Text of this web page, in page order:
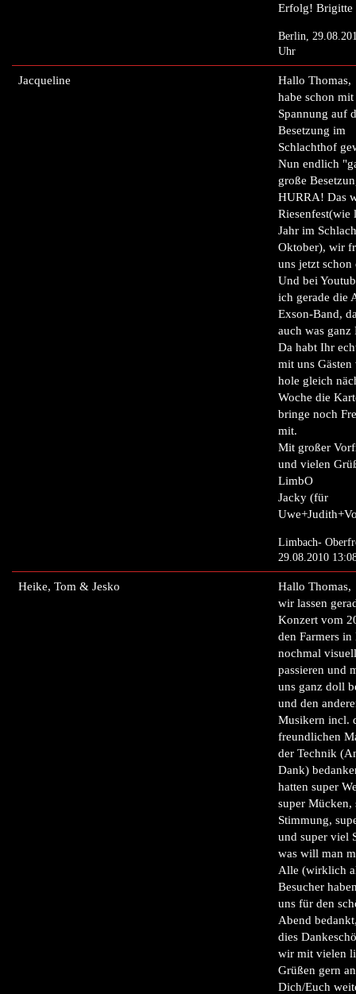
Erfolg! Brigitte
Berlin,
Uhr
Jacqueline
Hallo Thomas,
habe schon mit
Spannung auf
Besetzung im
Schlachthof
Nun endlich
große
HURRA! Das
Riesenfest(wie
Jahr im
Oktober), wir
uns jetzt schon
Und bei
ich gerade die
Exson-Band,
auch was ganz
Da habt Ihr
mit uns
hole gleich
Woche die
bringe noch
mit.
Mit großer
und vielen
LimbO
Jacky (für
Limbach-
29.08.2010
Heike, Tom & Jesko
Hallo Thomas,
wir lassen
Konzert vom
den Farmers in
nochmal visuell
passieren und
uns ganz doll
und den
Musikern incl.
freundlichen
der Technik
Dank)
hatten super
super Mücken,
Stimmung,
und super viel
was will man
Alle (wirklich
Besucher
uns für den
Abend
dies
wir mit vielen
Grüßen gern an
Dich/Euch